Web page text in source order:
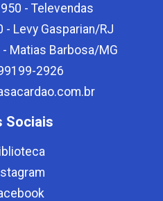
- Televendas
- Levy Gasparian/RJ
Matias Barbosa/MG
2926
Sociais